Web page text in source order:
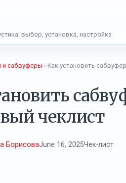
выбор, установка, настройка
и сабвуферы › Как установить
чеклист
БорисоваJune 16, 2025Чек-лист